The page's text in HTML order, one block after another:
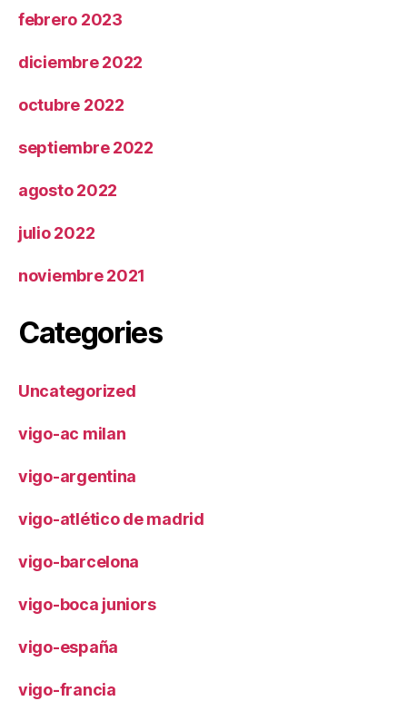
febrero 2023
diciembre 2022
octubre 2022
septiembre 2022
agosto 2022
julio 2022
noviembre 2021
Categories
Uncategorized
vigo-ac milan
vigo-argentina
vigo-atlético de madrid
vigo-barcelona
vigo-boca juniors
vigo-españa
vigo-francia